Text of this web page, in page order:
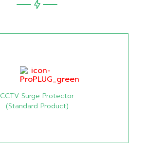
CCTV Surge Protector
(Standard Product)